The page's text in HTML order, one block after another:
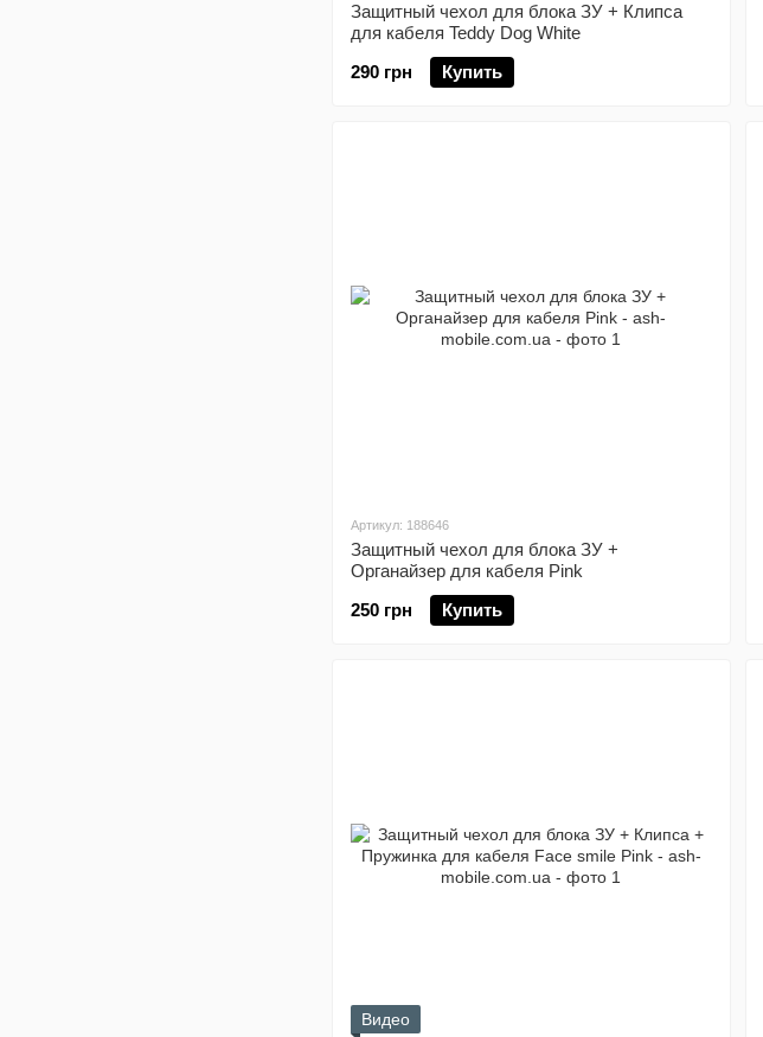
Защитный чехол для блока ЗУ + Клипса
для кабеля Teddy Dog White
290 грн
Купить
Артикул: 188646
Защитный чехол для блока ЗУ +
Органайзер для кабеля Pink
250 грн
Купить
Видео